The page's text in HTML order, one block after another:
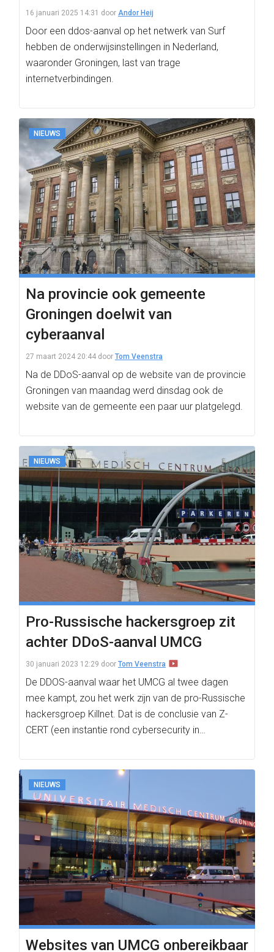
16 januari 2025 14:31 door Andor Heij
Door een ddos-aanval op het netwerk van Surf
hebben de onderwijsinstellingen in Nederland,
waaronder Groningen, last van trage
internetverbindingen.
NIEUWS
Na provincie ook gemeente
Groningen doelwit van
cyberaanval
27 maart 2024 20:44 door Tom Veenstra
Na de DDoS-aanval op de website van de provincie
Groningen van maandag werd dinsdag ook de
website van de gemeente een paar uur platgelegd.
NIEUWS
Pro-Russische hackersgroep zit
achter DDoS-aanval UMCG
30 januari 2023 12:29 door Tom Veenstra
De DDOS-aanval waar het UMCG al twee dagen
mee kampt, zou het werk zijn van de pro-Russische
hackersgroep Killnet. Dat is de conclusie van Z-
CERT (een instantie rond cybersecurity in…
NIEUWS
Websites van UMCG onbereikbaar